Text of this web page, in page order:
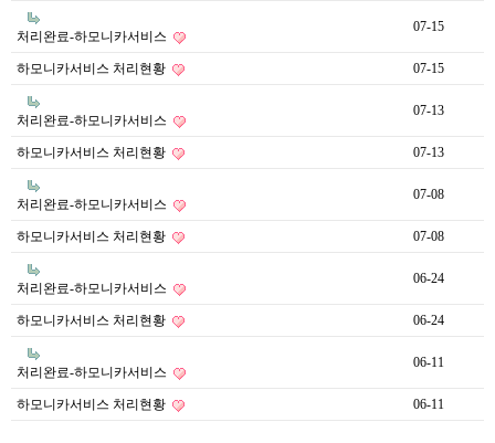
처리완료-하모니카서비스
07-15
하모니카서비스 처리현황 07-15
처리완료-하모니카서비스
07-13
하모니카서비스 처리현황 07-13
처리완료-하모니카서비스
07-08
하모니카서비스 처리현황 07-08
처리완료-하모니카서비스
06-24
하모니카서비스 처리현황 06-24
처리완료-하모니카서비스
06-11
하모니카서비스 처리현황 06-11